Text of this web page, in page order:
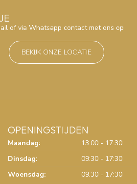
of via Whatsapp contact met ons op
BEKIJK ONZE LOCATIE
OPENINGSTIJDEN
Maandag:
13.00 - 17:30
Dinsdag:
09:30 - 17:30
Woensdag:
09.30 - 17:30